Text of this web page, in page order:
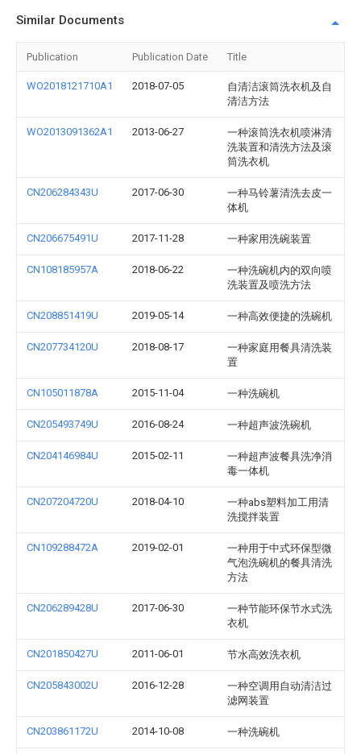
Similar Documents
Publication Publication Date Title
WO2018121710A1 2018-07-05
自清洁滚筒洗衣机及自
清洁方法
WO2013091362A1 2013-06-27
一种滚筒洗衣机喷淋清
洗装置和清洗方法及滚
筒洗衣机
CN206284343U 2017-06-30
一种马铃薯清洗去皮一
体机
CN206675491U 2017-11-28 一种家用洗碗装置
CN108185957A 2018-06-22
一种洗碗机内的双向喷
洗装置及喷洗方法
CN208851419U 2019-05-14 一种高效便捷的洗碗机
CN207734120U 2018-08-17
一种家庭用餐具清洗装
置
CN105011878A 2015-11-04 一种洗碗机
CN205493749U 2016-08-24 一种超声波洗碗机
CN204146984U 2015-02-11
一种超声波餐具洗净消
毒一体机
CN207204720U 2018-04-10
一种abs塑料加工用清
洗搅拌装置
CN109288472A 2019-02-01
一种用于中式环保型微
气泡洗碗机的餐具清洗
方法
CN206289428U 2017-06-30
一种节能环保节水式洗
衣机
CN201850427U 2011-06-01 节水高效洗衣机
CN205843002U 2016-12-28
一种空调用自动清洁过
滤网装置
CN203861172U 2014-10-08 一种洗碗机